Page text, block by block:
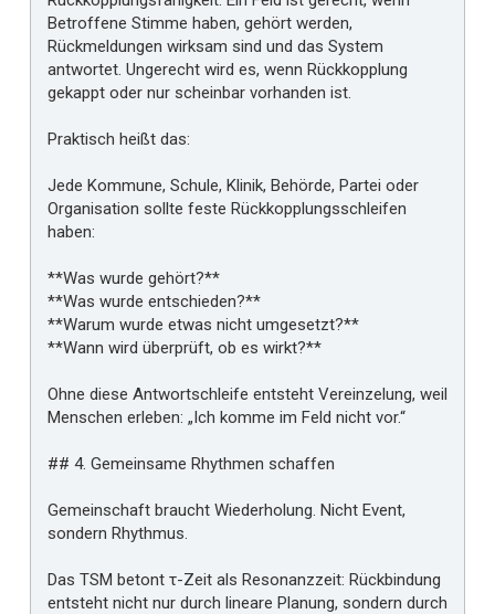
Betroffene Stimme haben, gehört werden,
Rückmeldungen wirksam sind und das System
antwortet. Ungerecht wird es, wenn Rückkopplung
gekappt oder nur scheinbar vorhanden ist.
Praktisch heißt das:
Jede Kommune, Schule, Klinik, Behörde, Partei oder
Organisation sollte feste Rückkopplungsschleifen
haben:
**Was wurde gehört?**
**Was wurde entschieden?**
**Warum wurde etwas nicht umgesetzt?**
**Wann wird überprüft, ob es wirkt?**
Ohne diese Antwortschleife entsteht Vereinzelung, weil
Menschen erleben: „Ich komme im Feld nicht vor.“
## 4. Gemeinsame Rhythmen schaffen
Gemeinschaft braucht Wiederholung. Nicht Event,
sondern Rhythmus.
Das TSM betont τ-Zeit als Resonanzzeit: Rückbindung
entsteht nicht nur durch lineare Planung, sondern durch